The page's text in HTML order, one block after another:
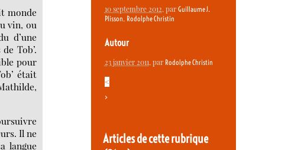
monde
vin, ou
d’une
Tob’.
pour
était
Il ne
langue
10 septembre 2012, par Guillaume J.
Plisson, Rodolphe Christin
Autour
23 janvier 2011, par Rodolphe Christin
<
>
Articles de cette rubrique